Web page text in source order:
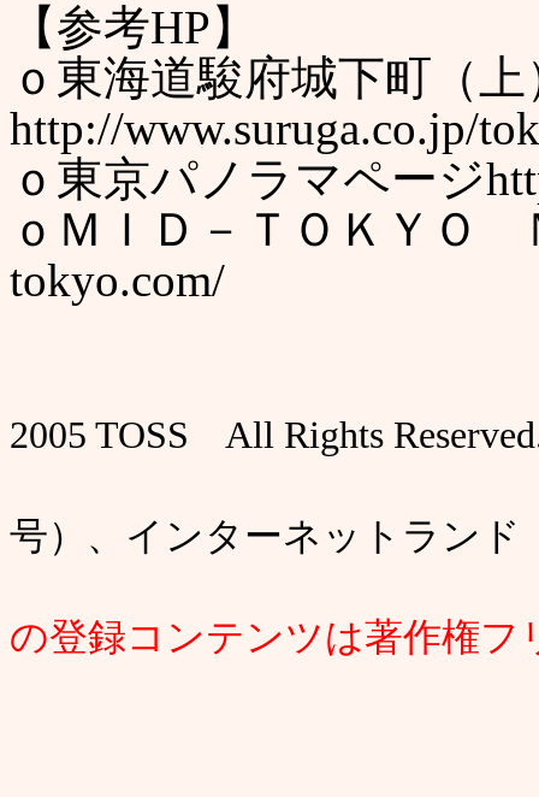
【参考HP】
ｏ東海道駿府城下町（
http://www.suruga.co.jp/
ｏ東京パノラマページ
ｏＭＩＤ－ＴＯＫＹＯ
tokyo.com/
2005 TOSS All Rights
号）、インターネットランド
の登録コンテンツは著作権フ